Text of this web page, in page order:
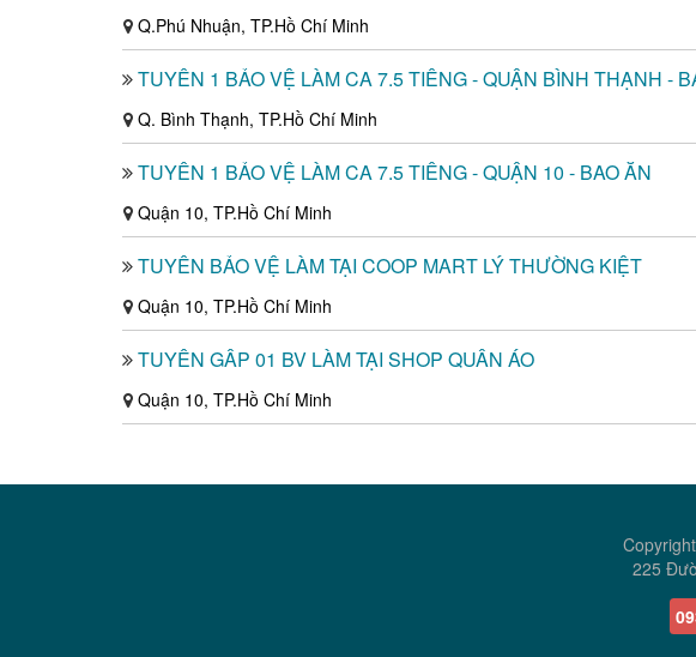
Q.Phú Nhuận, TP.Hồ Chí Minh
TUYỂN 1 BẢO VỆ LÀM CA 7.5 TIẾNG - QUẬN BÌNH THẠNH -
Q. Bình Thạnh, TP.Hồ Chí Minh
TUYỂN 1 BẢO VỆ LÀM CA 7.5 TIẾNG - QUẬN 10 - BAO ĂN
Quận 10, TP.Hồ Chí Minh
TUYỂN BẢO VỆ LÀM TẠI COOP MART LÝ THƯỜNG KIỆT
Quận 10, TP.Hồ Chí Minh
TUYỂN GẤP 01 BV LÀM TẠI SHOP QUẦN ÁO
Quận 10, TP.Hồ Chí Minh
225